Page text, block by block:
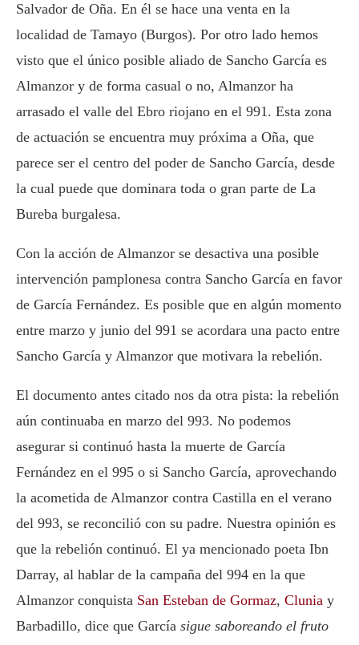
Salvador de Oña. En él se hace una venta en la
localidad de Tamayo (Burgos). Por otro lado hemos
visto que el único posible aliado de Sancho García es
Almanzor y de forma casual o no, Almanzor ha
arrasado el valle del Ebro riojano en el 991. Esta zona
de actuación se encuentra muy próxima a Oña, que
parece ser el centro del poder de Sancho García, desde
la cual puede que dominara toda o gran parte de La
Bureba burgalesa.
Con la acción de Almanzor se desactiva una posible
intervención pamplonesa contra Sancho García en favor
de García Fernández. Es posible que en algún momento
entre marzo y junio del 991 se acordara una pacto entre
Sancho García y Almanzor que motivara la rebelión.
El documento antes citado nos da otra pista: la rebelión
aún continuaba en marzo del 993. No podemos
asegurar si continuó hasta la muerte de García
Fernández en el 995 o si Sancho García, aprovechando
la acometida de Almanzor contra Castilla en el verano
del 993, se reconcilió con su padre. Nuestra opinión es
que la rebelión continuó. El ya mencionado poeta Ibn
Darray, al hablar de la campaña del 994 en la que
Almanzor conquista San Esteban de Gormaz, Clunia y
Barbadillo, dice que García sigue saboreando el fruto